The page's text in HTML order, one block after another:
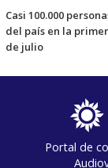
Casi 100.000
del país en la
de julio
Portal de